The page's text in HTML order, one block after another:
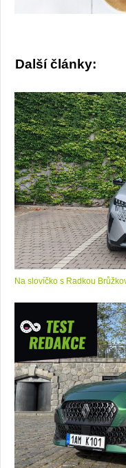
Další články:
Na slovíčko s Radkou